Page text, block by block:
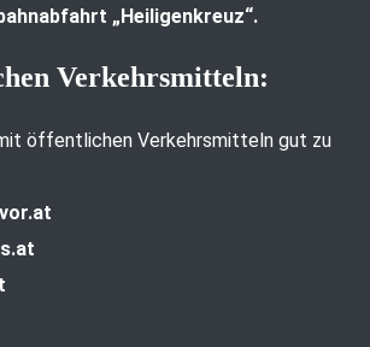
„Heiligenkreuz“.
Verkehrsmitteln:
öffentlichen Verkehrsmitteln gut zu